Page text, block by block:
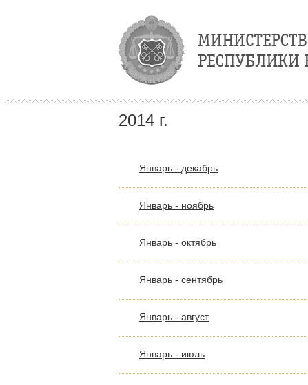
2014 г.
Январь - декабрь
Январь - ноябрь
Январь - октябрь
Январь - сентябрь
Январь - август
Январь - июль